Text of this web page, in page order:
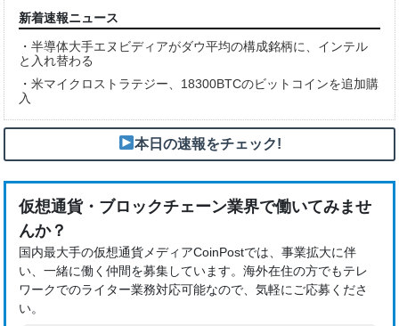
新着速報ニュース
・半導体大手エヌビディアがダウ平均の構成銘柄に、インテル
と入れ替わる
・米マイクロストラテジー、18300BTCのビットコインを追加購
入
本日の速報をチェック!
仮想通貨・ブロックチェーン業界で働いてみませ
んか？
国内最大手の仮想通貨メディアCoinPostでは、事業拡大に伴
い、一緒に働く仲間を募集しています。海外在住の方でもテレ
ワークでのライター業務対応可能なので、気軽にご応募くださ
い。